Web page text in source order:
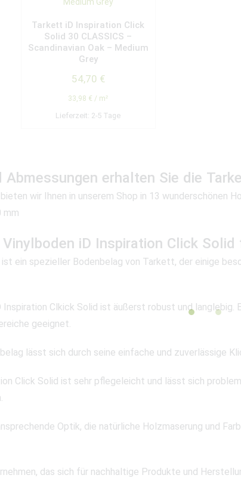
Tarkett iD Inspiration Click
Solid 30 CLASSICS –
Scandinavian Oak – Medium
Grey
54,70 €
33,98 € / m²
Lieferzeit: 2-5 Tage
Abmessungen erhalten Sie die
wir Ihnen in unserem Shop in 13 wunderschönen
mm
iD Inspiration Click
ein spezieller Bodenbelag von Tarkett, der einige
Inspiration Clkick Solid ist äußerst robust und
geeignet.
lässt sich durch seine einfache und zuverlässige
Click Solid ist sehr pflegeleicht und lässt sich
Optik, die natürliche Holzmaserung und
das sich für nachhaltige Produkte und